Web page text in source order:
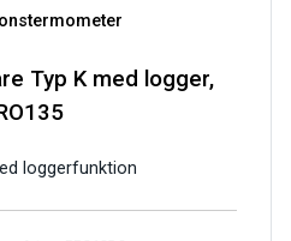
Typ K med logger,
loggerfunktion